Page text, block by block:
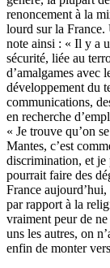
renoncement à la
lourd sur la
note ainsi : « Il y a
sécurité, liée au
d’amalgames avec
développement du
communications,
en recherche
« Je trouve qu’on
Mantes, c’est
discrimination, et je
pourrait faire des
France aujourd’hui,
par rapport à la
vraiment peur de
uns les autres, on
enfin de monter